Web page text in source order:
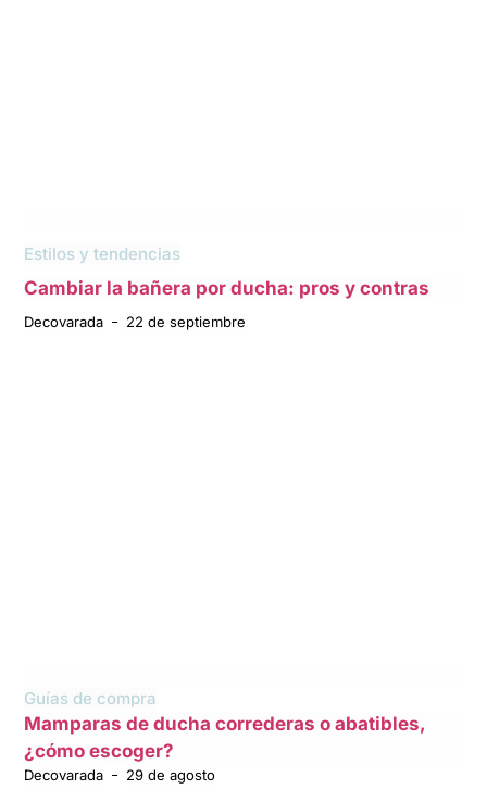
Estilos y tendencias
Cambiar la bañera por ducha: pros y contras
Decovarada 22 de septiembre
Guías de compra
Mamparas de ducha correderas o abatibles,
¿cómo escoger?
Decovarada 29 de agosto